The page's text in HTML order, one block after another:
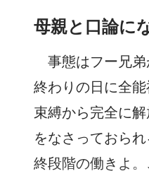
母親と口論に
事態はフー兄
終わりの日に全
束縛から完全に
をなさっておら
終段階の働きよ